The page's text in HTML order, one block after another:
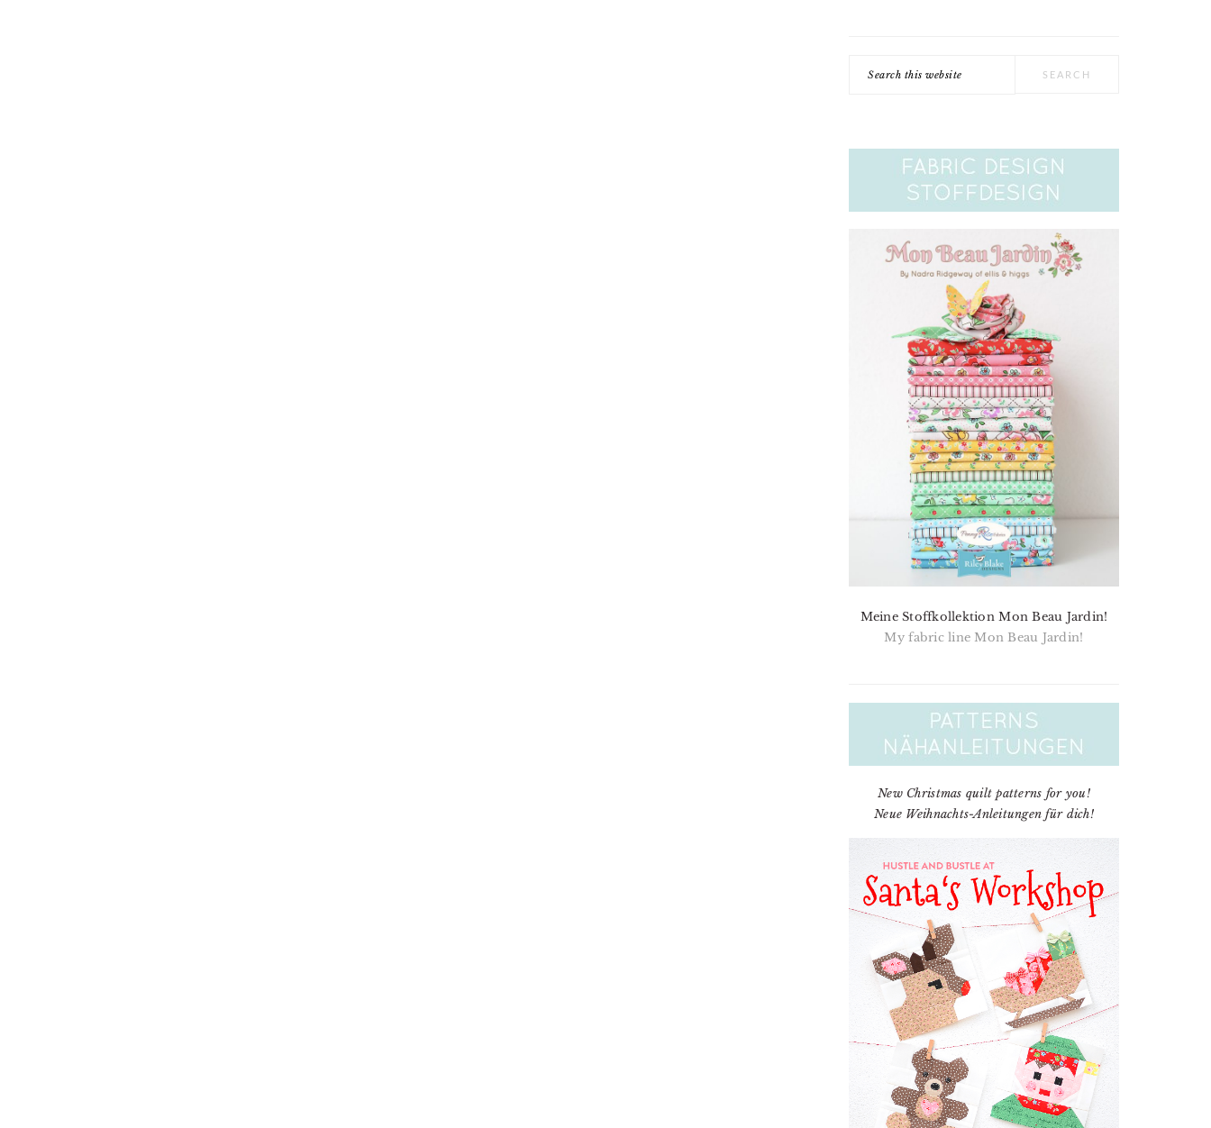
Meine Stoffkollektion Mon Beau Jardin!
My fabric line Mon Beau Jardin!
New Christmas quilt patterns for you!
Neue Weihnachts-Anleitungen für dich!